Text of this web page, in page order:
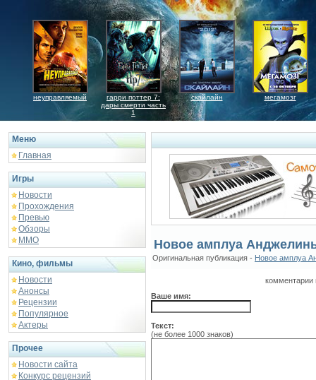
неуправляемый
гарри поттер 7:
дары смерти часть
1
скайлайн мегамозг
Меню
Главная
Игры
Новости
Прохождения
Превью
Обзоры
ММО
Кино, фильмы
Новости
Анонсы
Рецензии
Популярное
Актеры
Прочее
Новости сайта
Конкурс рецензий
Новое амплуа
Оригинальная публикация - Новое амплуа
комментарии
Ваше имя:
Текст:
(не более 1000 знаков)